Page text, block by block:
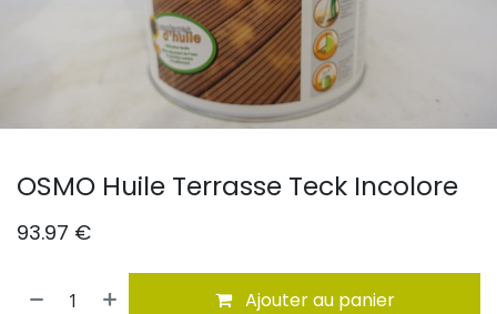
OSMO Huile Terrasse Teck Incolore
93.97 €
Ajouter au panier